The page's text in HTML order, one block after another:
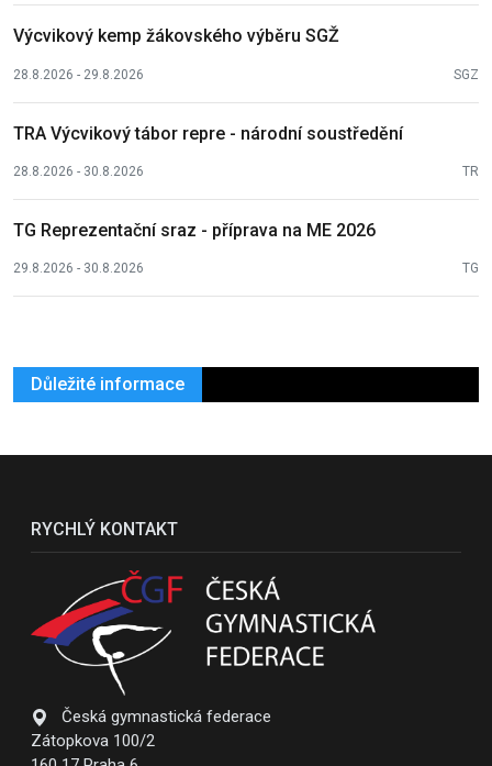
Výcvikový kemp žákovského výběru SGŽ
28.8.2026 - 29.8.2026 SGZ
TRA Výcvikový tábor repre - národní soustředění
28.8.2026 - 30.8.2026 TR
TG Reprezentační sraz - příprava na ME 2026
29.8.2026 - 30.8.2026 TG
Důležité informace
RYCHLÝ KONTAKT
Česká gymnastická federace
Zátopkova 100/2